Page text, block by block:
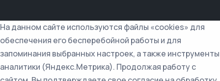
На данном сайте используются файлы «cookies» для
обеспечения его бесперебойной работы и для
запоминания выбранных настроек, а также инструменты
аналитики (Яндекс.Метрика). Продолжая работу с